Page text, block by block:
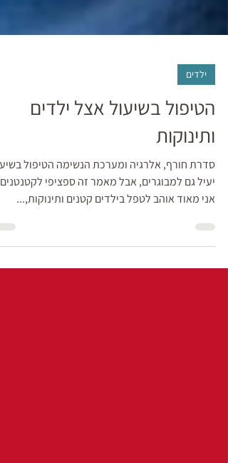
ילדים
הטיפול בשיעול אצל ילדים
ותינוקות
סדרת חורף, אלרגיה ומערכת הנשימה הטיפול
אני מאוד אוהב לטפל בילדים קטנים ותינוקות,...